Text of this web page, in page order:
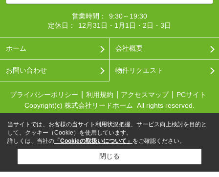
営業時間：
9:30～19:30
定休日：
12月31日・1月1日・2日・3日
ホーム 会社概要
お問い合わせ 物件リクエスト
プライバシーポリシー 利用規約 アクセスマップ
PCサイト
Copyright(c) 株式会社リードホーム All rights reserved.
当サイトでは、お客様の当サイト利用状況把握、サービス向上検討を目的と
して、クッキー（Cookie）を使用しています。
詳しくは、当社の 「Cookieの取扱いについて」 をご確認ください。
閉じる